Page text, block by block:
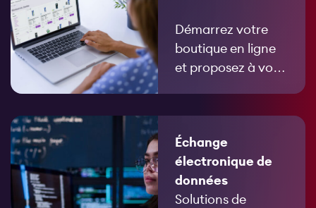
Démarrez votre
boutique en ligne
et proposez à vos
conditions.
Échange
électronique de
données
Solutions de